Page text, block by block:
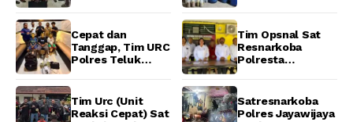
URC Resmob
Jatanras Polda
Papua Barat
Wamena
Cepat dan
Tanggap, Tim URC
Polres Teluk
Pelaku Pencurian
di SMA
Tim Opsnal Sat
Resnarkoba
Polresta
Kasus Tindak
Pidana Narkotika
Tim Urc (Unit
Reaksi Cepat) Sat
Satresnarkoba
Polres Jayawijaya